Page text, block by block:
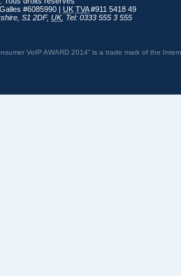
#6085990 | UK TVA#911 5418 49
S1 2DF, UK, Tel: 0333 555 3 555
VoIP AWARD 2014” is a trade mark of the